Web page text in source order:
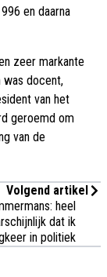
en daarna
zeer markante
was docent,
van het
geroemd om
van de
Volgend artikel
heel
dat ik
in politiek